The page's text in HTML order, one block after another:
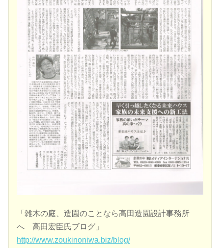
「雑木の庭、造園のことなら高田造園設計事務所
へ 高田 宏臣氏ブログ」
http://www.zoukinoniwa.biz/blog/